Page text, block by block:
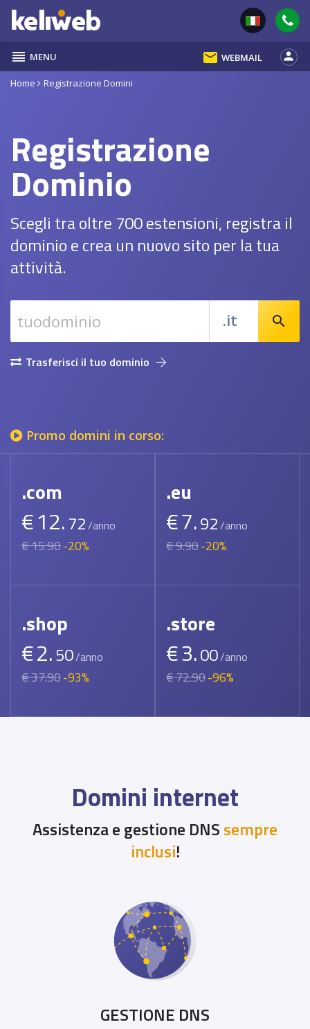
reorder MENU email WEBMAIL person
Home Registrazione Domini
Registrazione
Dominio
Scegli tra oltre 700 estensioni, registra il
dominio e crea un nuovo sito per la tua
attività.
.it search
Trasferisci il tuo dominio
Promo domini in corso:
.com
€12.72/anno
€ 15.90-20%
.eu
€7.92/anno
€ 9.90-20%
.shop
€2.50/anno
€ 37.90-93%
.store
€3.00/anno
€ 72.90-96%
Domini internet
Assistenza e gestione DNSsempre
inclusi!
GESTIONE DNS